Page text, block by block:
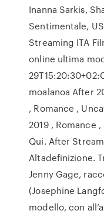
Inanna Sarkis,
Sentimentale,
Streaming ITA
online ultima
moalanoa After
, Romance ,
2019 , Romance
Qui. After
Altadefinizione.
Jenny Gage,
(Josephine
modello, con